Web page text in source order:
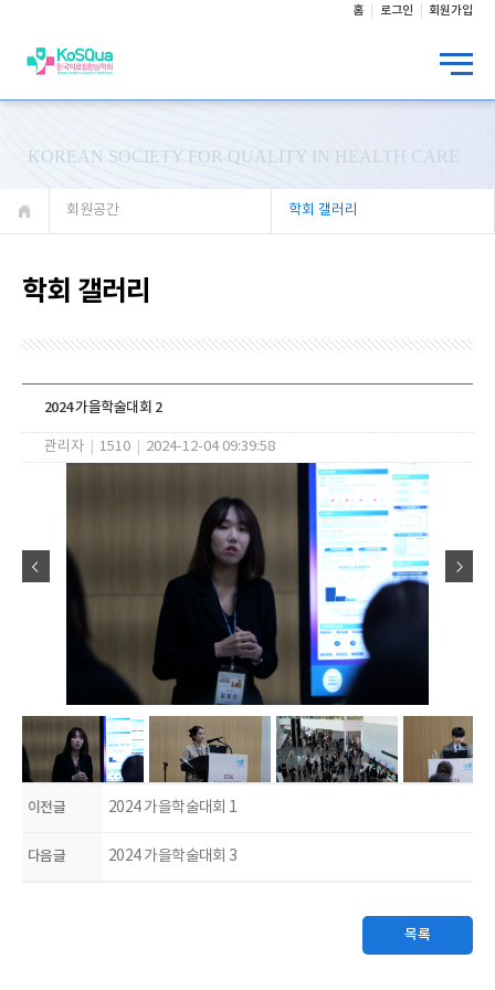
홈 로그인 회원가입
KOREAN SOCIETY FOR QUALITY IN HEALTH CARE
회원공간 학회 갤러리
학회 갤러리
2024 가을학술대회 2
관리자 1510 2024-12-04 09:39:58
이전글 2024 가을학술대회 1
다음글 2024 가을학술대회 3
목록